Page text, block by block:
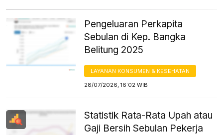
Pengeluaran Perkapita
Sebulan di Kep. Bangka
Belitung 2025
LAYANAN KONSUMEN & KESEHATAN
28/07/2026, 16:02 WIB
Statistik Rata-Rata Upah atau
Gaji Bersih Sebulan Pekerja